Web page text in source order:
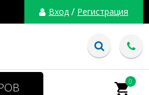
Вход / Регистрация
0